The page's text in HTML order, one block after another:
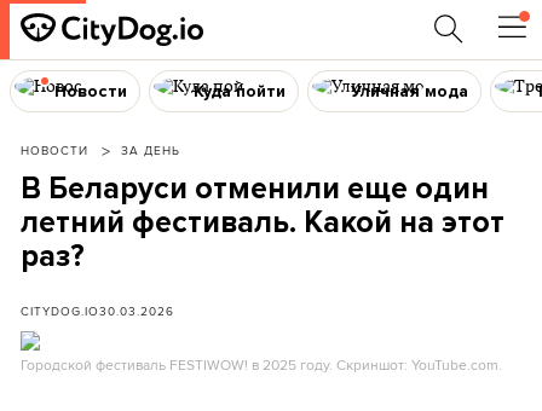
Новости Куда пойти Уличная мода
НОВОСТИ ЗА ДЕНЬ
В Беларуси отменили еще один
летний фестиваль. Какой на этот
раз?
CITYDOG.IO30.03.2026
Городской фестиваль FESTIWOW! в 2025 году. Скриншот: YouTube.com.